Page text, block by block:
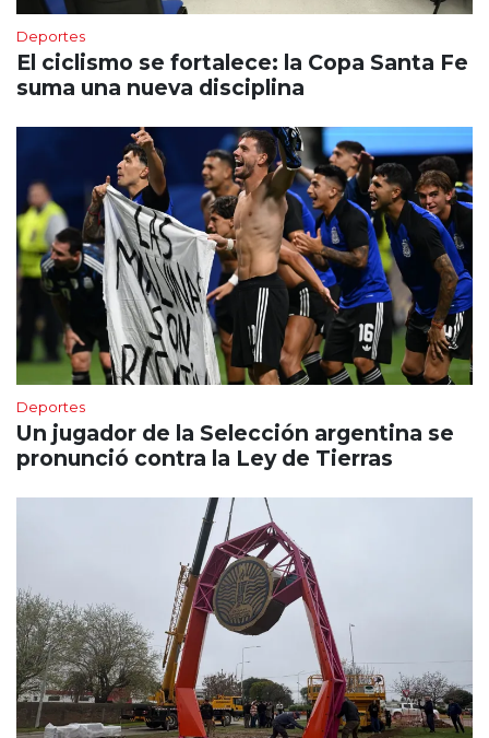
Deportes
El ciclismo se fortalece: la Copa Santa Fe
suma una nueva disciplina
Deportes
Un jugador de la Selección argentina se
pronunció contra la Ley de Tierras